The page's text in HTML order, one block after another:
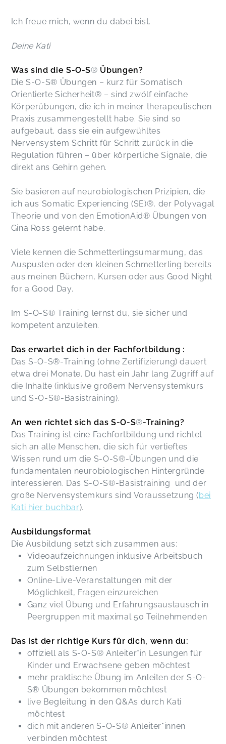
Ich freue mich, wenn du dabei bist.
Deine Kati
Was sind die S-O-S® Übungen?
Die S-O-S® Übungen – kurz für Somatisch
Orientierte Sicherheit® – sind zwölf einfache
Körperübungen, die ich in meiner therapeutischen
Praxis zusammengestellt habe. Sie sind so
aufgebaut, dass sie ein aufgewühltes
Nervensystem Schritt für Schritt zurück in die
Regulation führen – über körperliche Signale, die
direkt ans Gehirn gehen.
Sie basieren auf neurobiologischen Prizipien, die
ich aus Somatic Experiencing (SE)®, der Polyvagal
Theorie und von den EmotionAid® Übungen von
Gina Ross gelernt habe.
Viele kennen die Schmetterlingsumarmung, das
Auspusten oder den kleinen Schmetterling bereits
aus meinen Büchern, Kursen oder aus Good Night
for a Good Day.
Im S-O-S® Training lernst du, sie sicher und
kompetent anzuleiten.
Das erwartet dich in der Fachfortbildung :
Das S-O-S®-Training (ohne Zertifizierung) dauert
etwa drei Monate. Du hast ein Jahr lang Zugriff auf
die Inhalte (inklusive großem Nervensystemkurs
und S-O-S®-Basistraining).
An wen richtet sich das S-O-S®-Training?
Das Training ist eine Fachfortbildung und richtet
sich an alle Menschen, die sich für vertieftes
Wissen rund um die S-O-S®-Übungen und die
fundamentalen neurobiologischen Hintergründe
interessieren. Das S-O-S®-Basistraining und der
große Nervensystemkurs sind Voraussetzung (bei
Kati hier buchbar).
Ausbildungsformat
Die Ausbildung setzt sich zusammen aus:
Videoaufzeichnungen inklusive Arbeitsbuch
zum Selbstlernen
Online-Live-Veranstaltungen mit der
Möglichkeit, Fragen einzureichen
Ganz viel Übung und Erfahrungsaustausch in
Peergruppen mit maximal 50 Teilnehmenden
Das ist der richtige Kurs für dich, wenn du:
offiziell als S-O-S® Anleiter*in Lesungen für
Kinder und Erwachsene geben möchtest
mehr praktische Übung im Anleiten der S-O-
S® Übungen bekommen möchtest
live Begleitung in den Q&As durch Kati
möchtest
dich mit anderen S-O-S® Anleiter*innen
verbinden möchtest